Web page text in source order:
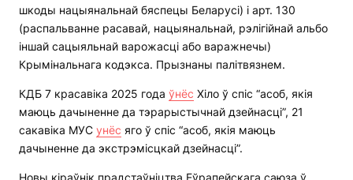
шкоды нацыянальнай бяспецы Беларусі) і арт. 130
(распальванне расавай, нацыянальнай, рэлігійнай альбо
іншай сацыяльнай варожасці або варажнечы)
Крымінальнага кодэкса. Прызнаны палітвязнем.
КДБ 7 красавіка 2025 года ўнёс Хіло ў спіс “асоб, якія
маюць дачыненне да тэрарыстычнай дзейнасці”, 21
сакавіка МУС унёс яго ў спіс “асоб, якія маюць
дачыненне да экстрэмісцкай дзейнасці”.
Новы кіраўнік прадстаўніцтва Еўрапейскага саюза ў